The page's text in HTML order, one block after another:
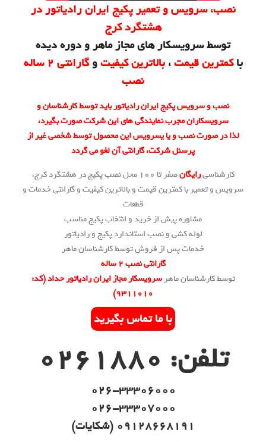
نصب، سرویس و تعمیر پکیج ایران رادیاتور در
هشتگرد کرج
توسط سرویسکار های مجاز ماهر و دوره دیده
باکمترین قیمت،بالاترین کیفیتو
گارانتی 2 ساله
نصب
نصب و سرویس پکیج ایران رادیاتور باید توسط کارشناسان و
سرویسکاران مجرب نمایندگی های این شرکت صورت بگیرد،
لذا در صورت نصب و یا یسرویس این محصول توسط شخصی غیر از
پرسنل شرکت، گارانتی آن لغو می گردد
کارشناسیرایگانصفر تا 100 محل نصب پکیج در هشتگرد کرج،
سرویس و تعمیر با کمترین قیمت و بالاترین کیفیت و گارانتی خدمات و
قطعات
مشاوره پیش از خرید و انتخاب پکیج مناسب
لوله کشی و نصب استاندارد پکیج و رادیاتور
خدمات پس از فروش توسط کارشناسان ماهر
گارانتی نصب 2 ساله
توسط کارشناسان ماهرسرویسکار مجاز ایران رادیاتور حداد (کد:
۹۳۱۱۰۱۰)
با ما تماس بگیرید
تلفن: 0261880
026-33306000
026-33307000
09128668191 (شکایات)